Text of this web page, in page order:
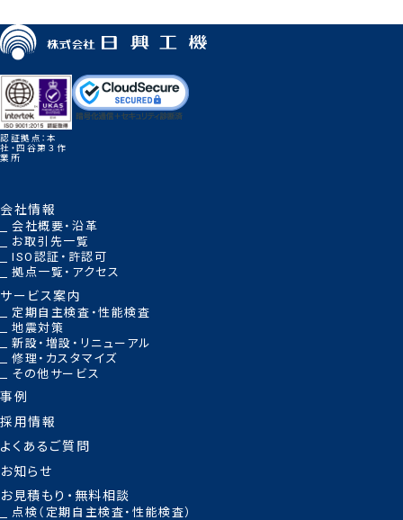
認証拠点：本
社・四谷第３作
業所
会社情報
会社概要・沿革
お取引先一覧
ISO認証・許認可
拠点一覧・アクセス
サービス案内
定期自主検査・性能検査
地震対策
新設・増設・リニューアル
修理・カスタマイズ
その他サービス
事例
採用情報
よくあるご質問
お知らせ
お見積もり・無料相談
点検（定期自主検査・性能検査）